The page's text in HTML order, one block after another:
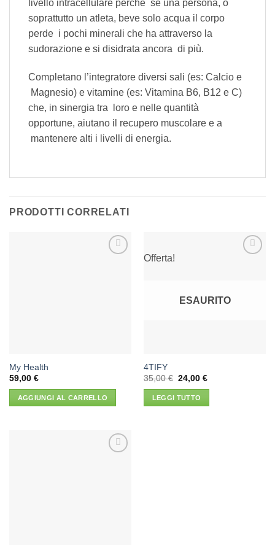
livello intracellulare perché se una persona, o
soprattutto un atleta, beve solo acqua il corpo
perde i pochi minerali che ha attraverso la
sudorazione e si disidrata ancora di più.
Completano l’integratore diversi sali (es: Calcio e
Magnesio) e vitamine (es: Vitamina B6, B12 e C)
che, in sinergia tra loro e nelle quantità
opportune, aiutano il recupero muscolare e a
mantenere alti i livelli di energia.
PRODOTTI CORRELATI
My Health
59,00 €
AGGIUNGI AL CARRELLO
Offerta!
ESAURITO
4TIFY
35,00€ Il
originale
era:
24,00 €Il
LEGGI TUTTO